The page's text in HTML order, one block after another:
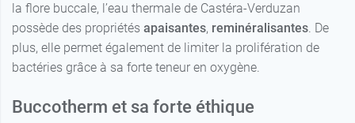
la flore buccale, l’eau thermale de Castéra-Verduzan
possède des propriétés apaisantes, reminéralisantes. De
plus, elle permet également de limiter la prolifération de
bactéries grâce à sa forte teneur en oxygène.
Buccotherm et sa forte éthique